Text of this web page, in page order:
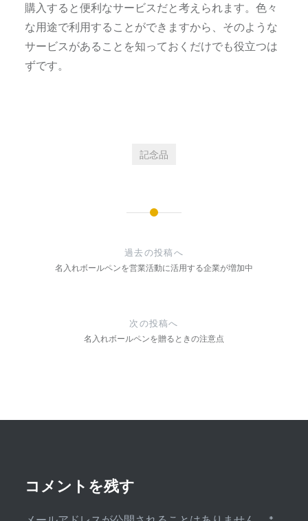
購入すると便利なサービスだと考えられます。色々
な用途で利用することができますから、そのような
サービスがあることを知っておくだけでも役立つは
ずです。
記念品
ン
過去の投稿へ
名入れボールペンを営業活動に活用する企業が増加中
次の投稿へ
名入れボールペンを贈るときの注意点
コメントを残す